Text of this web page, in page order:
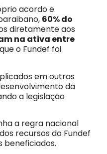
acordo e
60% do
diretamente aos
na ativa entre
o Fundef foi
em outras
da
a legislação
a regra nacional
recursos do Fundef
beneficiados.